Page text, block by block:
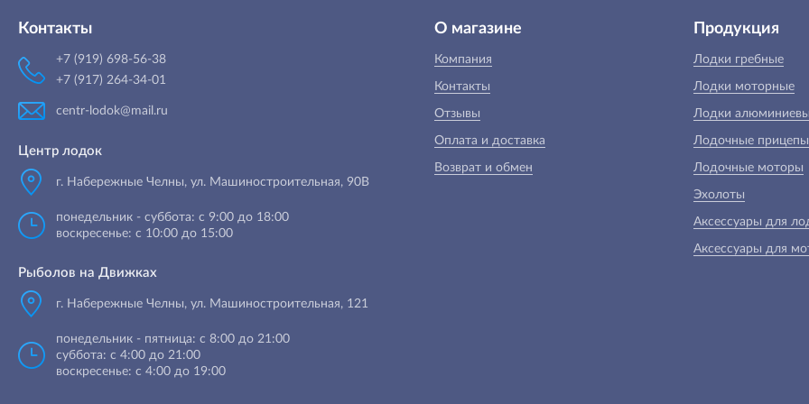
Контакты
+7 (919) 698-56-38
+7 (917) 264-34-01
centr-lodok@mail.ru
Центр лодок
г. Набережные Челны, ул. Машиностроительная, 90B
понедельник - суббота: с 9:00 до 18:00
воскресенье: с 10:00 до 15:00
Рыболов на Движках
г. Набережные Челны, ул. Машиностроительная, 121
понедельник - пятница: с 8:00 до 21:00
суббота: с 4:00 до 21:00
воскресенье: с 4:00 до 19:00
О магазине
Компания
Контакты
Отзывы
Оплата и доставка
Возврат и обмен
Продукция
Лодки гребные
Лодки моторные
Лодки
Лодочные прицепы
Лодочные моторы
Эхолоты
Аксессуары для
Аксессуары для